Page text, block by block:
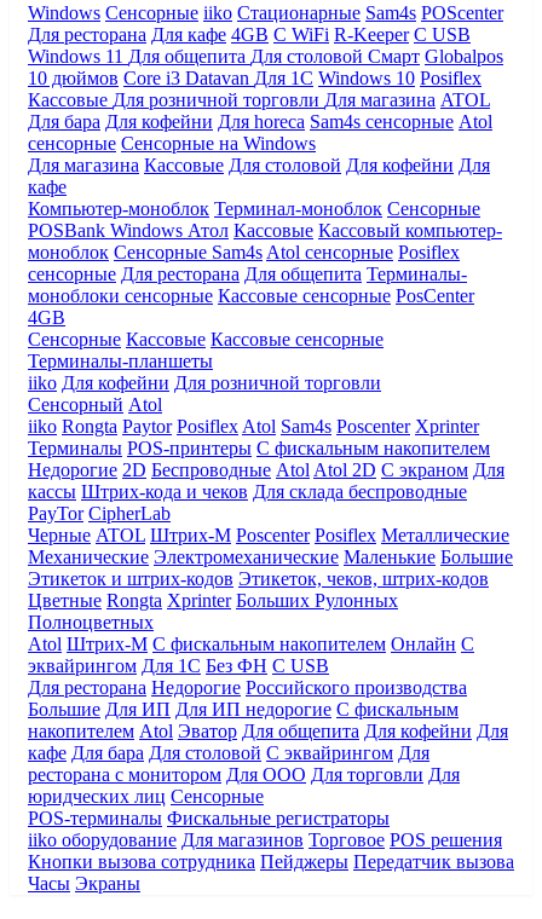
Windows Сенсорные iiko Стационарные Sam4s POScenter
Для ресторана Для кафе 4GB С WiFi R-Keeper С USB
Windows 11 Для общепита Для столовой Смарт Globalpos
10 дюймов Core i3 Datavan Для 1С Windows 10 Posiflex
Кассовые Для розничной торговли Для магазина ATOL
Для бара Для кофейни Для horeca Sam4s сенсорные Atol
сенсорные Сенсорные на Windows
Для магазина Кассовые Для столовой Для кофейни Для
кафе
Компьютер-моноблок Терминал-моноблок Сенсорные
POSBank Windows Атол Кассовые Кассовый компьютер-
моноблок Сенсорные Sam4s Atol сенсорные Posiflex
сенсорные Для ресторана Для общепита Терминалы-
моноблоки сенсорные Кассовые сенсорные PosCenter
4GB
Сенсорные Кассовые Кассовые сенсорные
Терминалы-планшеты
iiko Для кофейни Для розничной торговли
Сенсорный Atol
iiko Rongta Paytor Posiflex Atol Sam4s Poscenter Xprinter
Терминалы POS-принтеры С фискальным накопителем
Недорогие 2D Беспроводные Atol Atol 2D С экраном Для
кассы Штрих-кода и чеков Для склада беспроводные
PayTor CipherLab
Черные ATOL Штрих-М Poscenter Posiflex Металлические
Механические Электромеханические Маленькие Большие
Этикеток и штрих-кодов Этикеток, чеков, штрих-кодов
Цветные Rongta Xprinter Больших Рулонных
Полноцветных
Atol Штрих-М С фискальным накопителем Онлайн С
эквайрингом Для 1С Без ФН С USB
Для ресторана Недорогие Российского производства
Большие Для ИП Для ИП недорогие С фискальным
накопителем Atol Эватор Для общепита Для кофейни Для
кафе Для бара Для столовой С эквайрингом Для
ресторана с монитором Для ООО Для торговли Для
юридческих лиц Сенсорные
POS-терминалы Фискальные регистраторы
iiko оборудование Для магазинов Торговое POS решения
Кнопки вызова сотрудника Пейджеры Передатчик вызова
Часы Экраны